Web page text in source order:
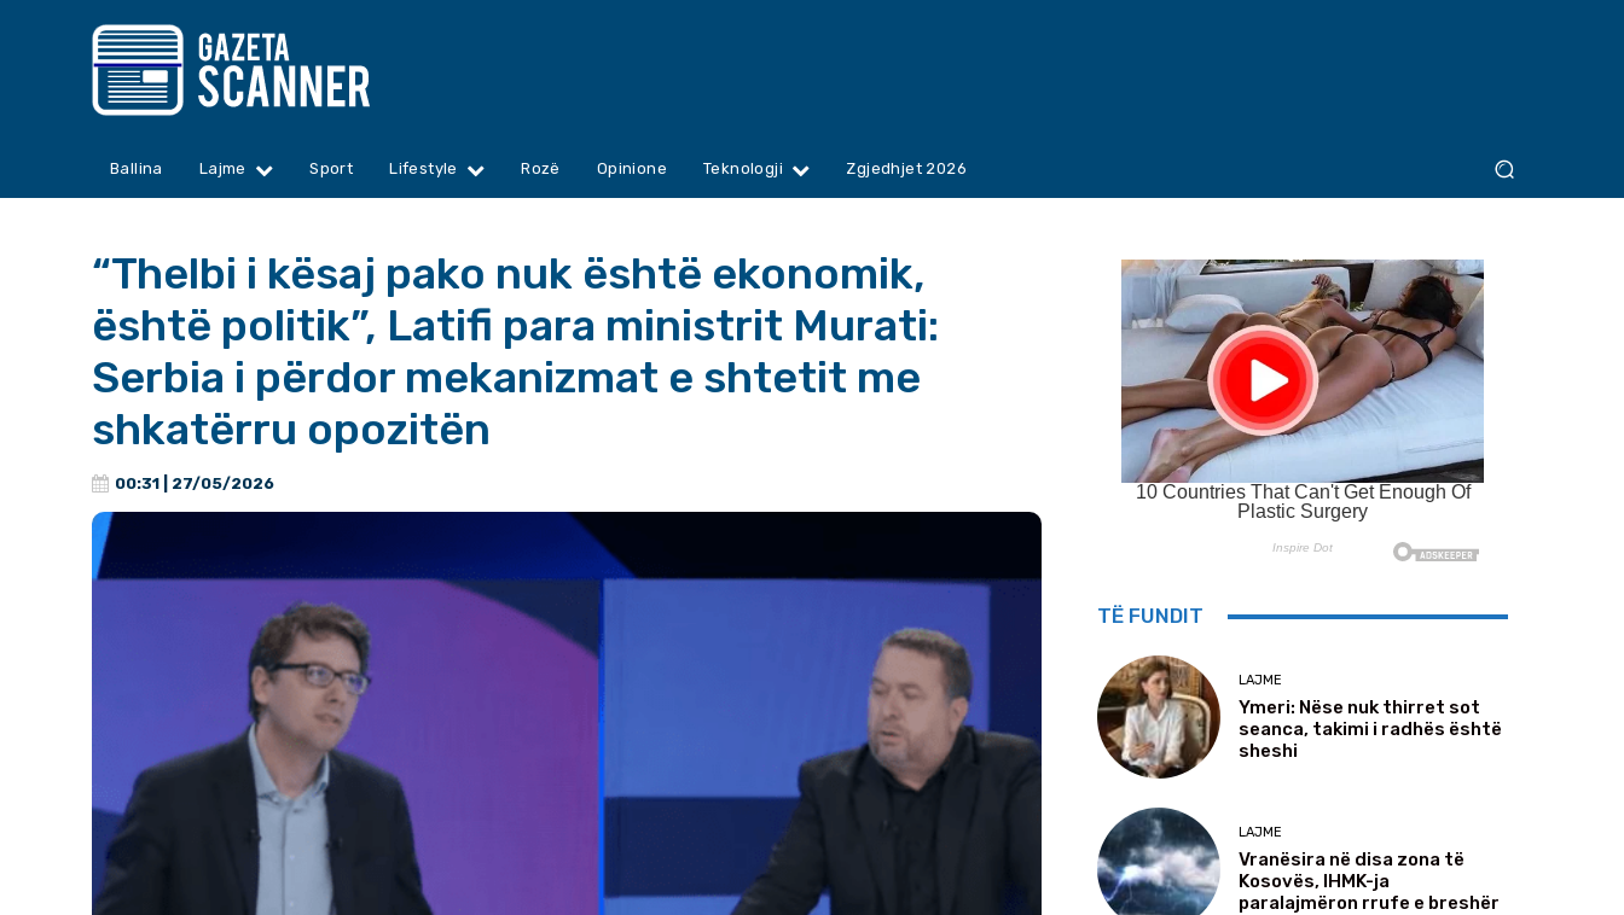
Ballina Lajme Sport Lifestyle Rozë Opinione Teknologji Zgjedhjet 2026
“Thelbi i kësaj pako nuk është ekonomik,
është politik”, Latifi para ministrit Murati:
Serbia i përdor mekanizmat e shtetit me
shkatërru opozitën
00:31 | 27/05/2026
TË FUNDIT
LAJME
Ymeri: Nëse nuk thirret sot
seanca, takimi i radhës është
sheshi
LAJME
Vranësira në disa zona të
Kosovës, IHMK-ja
paralajmëron rrufe e breshër